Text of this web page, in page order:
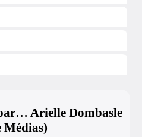
Arielle Dombasle
Médias)